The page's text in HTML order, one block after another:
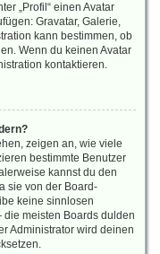
„Profil“ einen Avatar
Gravatar, Galerie,
kann bestimmen, ob
Wenn du keinen Avatar
kontaktieren.
zeigen an, wie viele
bestimmte Benutzer
kannst du den
sie von der Board-
keine sinnlosen
meisten Boards dulden
Administrator wird deinen